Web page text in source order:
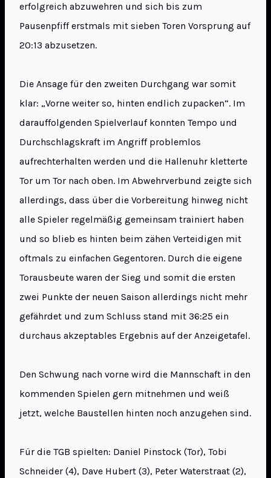
erfolgreich abzuwehren und sich bis zum
Pausenpfiff erstmals mit sieben Toren Vorsprung auf
20:13 abzusetzen.
Die Ansage für den zweiten Durchgang war somit
klar: „Vorne weiter so, hinten endlich zupacken“. Im
darauffolgenden Spielverlauf konnten Tempo und
Durchschlagskraft im Angriff problemlos
aufrechterhalten werden und die Hallenuhr kletterte
Tor um Tor nach oben. Im Abwehrverbund zeigte sich
allerdings, dass über die Vorbereitung hinweg nicht
alle Spieler regelmäßig gemeinsam trainiert haben
und so blieb es hinten beim zähen Verteidigen mit
oftmals zu einfachen Gegentoren. Durch die eigene
Torausbeute waren der Sieg und somit die ersten
zwei Punkte der neuen Saison allerdings nicht mehr
gefährdet und zum Schluss stand mit 36:25 ein
durchaus akzeptables Ergebnis auf der Anzeigetafel.
Den Schwung nach vorne wird die Mannschaft in den
kommenden Spielen gern mitnehmen und weiß
jetzt, welche Baustellen hinten noch anzugehen sind.
Für die TGB spielten: Daniel Pinstock (Tor), Tobi
Schneider (4), Dave Hubert (3), Peter Waterstraat (2),